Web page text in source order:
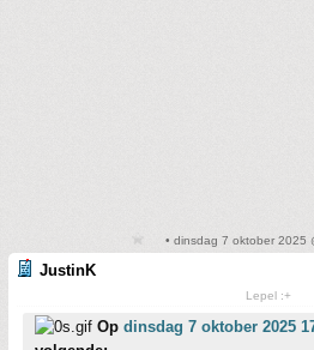
• dinsdag 7 oktober 2025
JustinK
Lepel :+
Op dinsdag 7 oktober 2025